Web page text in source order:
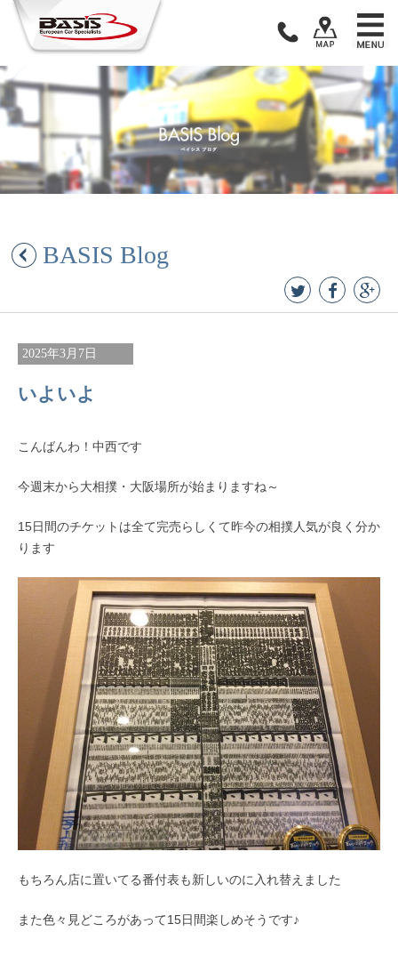
Skip
content
BASIS Blog
2025年3月7日
いよいよ
こんばんわ！中西です
今週末から大相撲・大阪場所が始まりますね～
15日間のチケットは全て完売らしくて昨今の相撲人気が良く分か
ります
もちろん店に置いてる番付表も新しいのに入れ替えました
また色々見どころがあって15日間楽しめそうです♪